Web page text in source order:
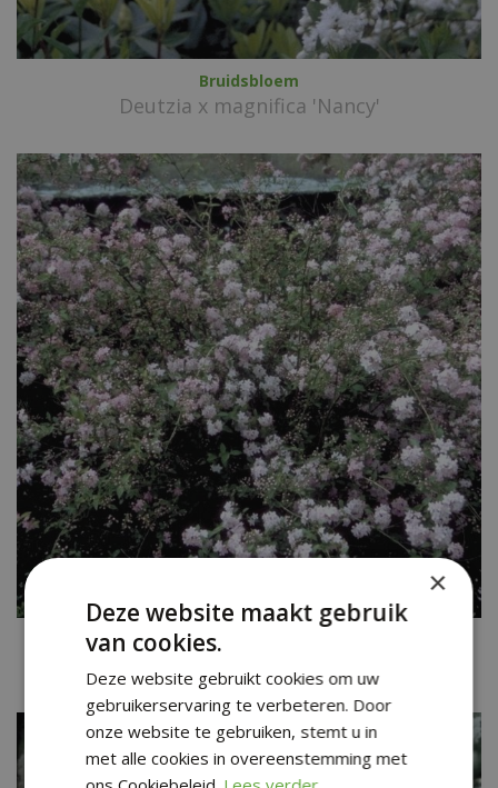
Bruidsbloem
Deutzia x magnifica 'Nancy'
Bruidsbloem
×
Deze website maakt gebruik
van cookies.
Deze website gebruikt cookies om uw
gebruikerservaring te verbeteren. Door
onze website te gebruiken, stemt u in
met alle cookies in overeenstemming met